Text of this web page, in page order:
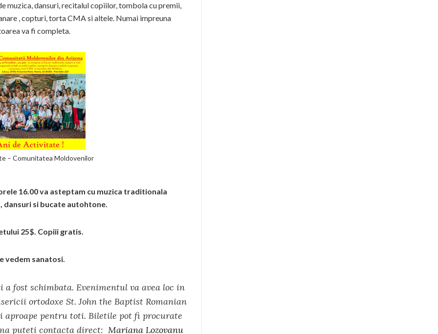
muzica, dansuri, recitalul copiilor, tombola cu premii,
, copturi, torta CMA si altele. Numai impreuna
va fi completa.
– Comunitatea Moldovenilor
16.00 va asteptam cu muzica traditionala
dansuri si bucate autohtone.
25$. Copiii gratis.
vedem sanatosi.
fost schimbata. Evenimentul va avea loc in
ortodoxe St. John the Baptist Romanian
aproape pentru toti. Biletile pot fi procurate
puteti contacta direct: Mariana Lozovanu